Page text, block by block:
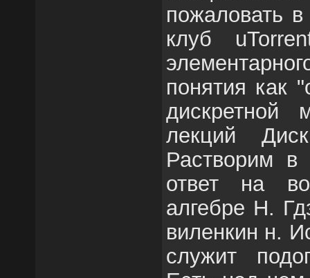
пожаловать
клуб
понятия как
дискретной
лекций
Растворим
ответ на
алгебре Н.
виленкин н.
служит